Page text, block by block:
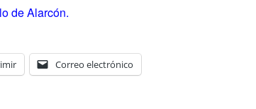
de Alarcón.
Correo electrónico